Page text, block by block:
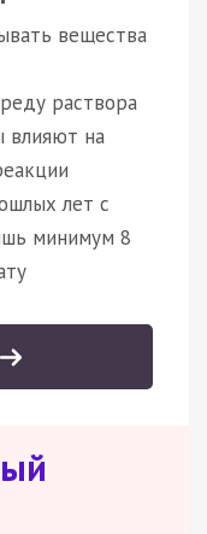
вещества
раствора
влияют на
лет с
минимум 8